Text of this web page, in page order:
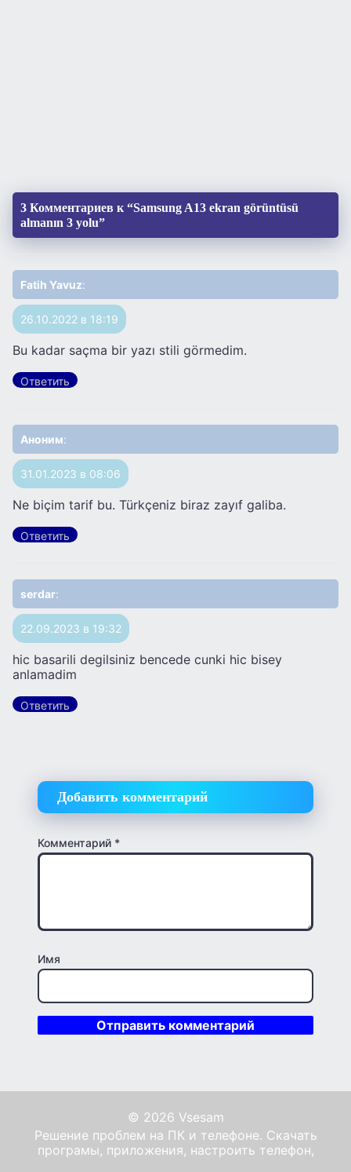
3 Комментариев к “Samsung A13 ekran görüntüsü
almanın 3 yolu”
Fatih Yavuz:
26.10.2022 в 18:19
Bu kadar saçma bir yazı stili görmedim.
Ответить
Аноним:
31.01.2023 в 08:06
Ne biçim tarif bu. Türkçeniz biraz zayıf galiba.
Ответить
serdar:
22.09.2023 в 19:32
hic basarili degilsiniz bencede cunki hic bisey
anlamadim
Ответить
Добавить комментарий
Комментарий *
Имя
© 2026 Vsesam
Решение проблем на ПК и телефоне. Скачать
програмы, приложения, настроить телефон,